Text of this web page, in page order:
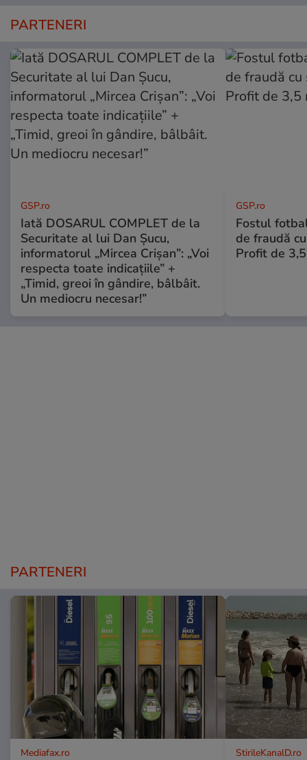
PARTENERI
GSP.ro
Iată DOSARUL COMPLET de la
Securitate al lui Dan Șucu,
informatorul „Mircea Crișan”: „Voi
respecta toate indicațiile” +
„Timid, greoi în gândire, bâlbâit.
Un mediocru necesar!”
GSP.ro
Fostul
de fraudă
Profit de
PARTENERI
Mediafax.ro StirileKanalD.ro